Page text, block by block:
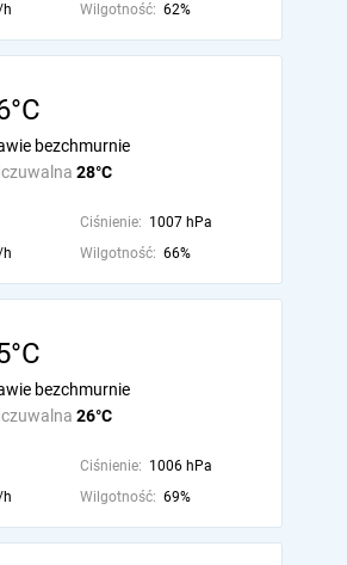
Wilgotność: 62%
28°C
bezchmurnie
Ciśnienie: 1007 hPa
Wilgotność: 66%
26°C
bezchmurnie
Ciśnienie: 1006 hPa
Wilgotność: 69%